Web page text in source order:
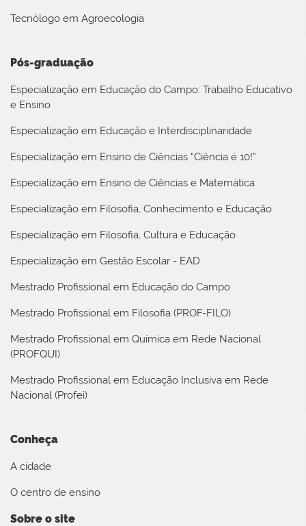
Tecnólogo em Agroecologia
Pós-graduação
Especialização em Educação do Campo: Trabalho Educativo
e Ensino
Especialização em Educação e Interdisciplinaridade
Especialização em Ensino de Ciências “Ciência é 10!”
Especialização em Ensino de Ciências e Matemática
Especialização em Filosofia, Conhecimento e Educação
Especialização em Filosofia, Cultura e Educação
Especialização em Gestão Escolar - EAD
Mestrado Profissional em Educação do Campo
Mestrado Profissional em Filosofia (PROF-FILO)
Mestrado Profissional em Química em Rede Nacional
(PROFQUI)
Mestrado Profissional em Educação Inclusiva em Rede
Nacional (Profei)
Conheça
A cidade
O centro de ensino
Sobre o site